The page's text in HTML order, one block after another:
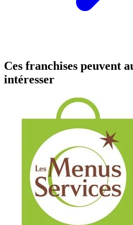
Ces franchises peuvent
intéresser